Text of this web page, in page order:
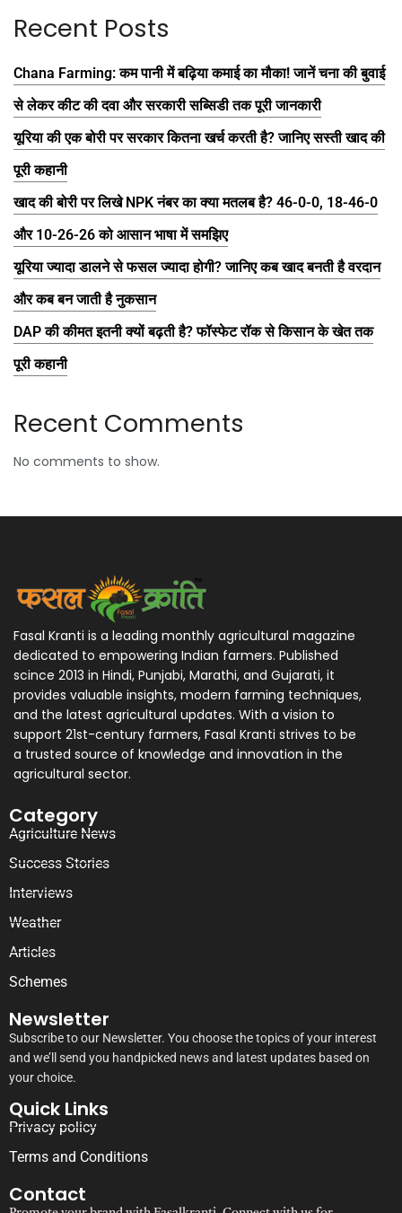
Recent Posts
Chana Farming: कम पानी में बढ़िया कमाई का मौका! जानें चना की बुवाई
से लेकर कीट की दवा और सरकारी सब्सिडी तक पूरी जानकारी
यूरिया की एक बोरी पर सरकार कितना खर्च करती है? जानिए सस्ती खाद की
पूरी कहानी
खाद की बोरी पर लिखे NPK नंबर का क्या मतलब है? 46-0-0, 18-46-0
और 10-26-26 को आसान भाषा में समझिए
यूरिया ज्यादा डालने से फसल ज्यादा होगी? जानिए कब खाद बनती है वरदान
और कब बन जाती है नुकसान
DAP की कीमत इतनी क्यों बढ़ती है? फॉस्फेट रॉक से किसान के खेत तक
पूरी कहानी
Recent Comments
No comments to show.
Fasal Kranti is a leading monthly agricultural magazine
dedicated to empowering Indian farmers. Published
scince 2013 in Hindi, Punjabi, Marathi, and Gujarati, it
provides valuable insights, modern farming techniques,
and the latest agricultural updates. With a vision to
support 21st-century farmers, Fasal Kranti strives to be
a trusted source of knowledge and innovation in the
agricultural sector.
Category
Agriculture News
Success Stories
Interviews
Weather
Articles
Schemes
Newsletter
Subscribe to our Newsletter. You choose the topics of your interest
and we’ll send you handpicked news and latest updates based on
your choice.
Quick Links
Privacy policy
Terms and Conditions
Contact